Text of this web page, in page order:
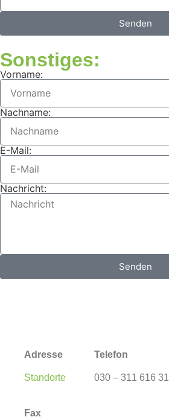
Senden
Sonstiges:
Vorname:
Nachname:
E-Mail:
Nachricht:
Senden
Adresse
Standorte
Telefon
030 – 311 616 31
Fax